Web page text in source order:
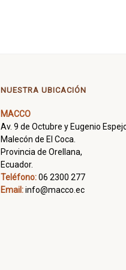
NUESTRA UBICACIÓN
MACCO
Av. 9 de Octubre y Eugenio
Malecón de El Coca.
Provincia de Orellana,
Ecuador.
Teléfono:06 2300 277
Email:info@macco.ec